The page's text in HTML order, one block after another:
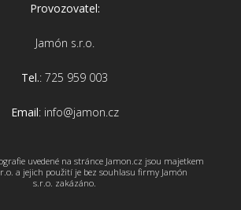
Provozovatel:
Jamón s.r.o.
Tel.: 725 959 003
Email: info@jamon.cz
uvedené na stránce Jamon.cz jsou majetkem
a jejich použití je bez souhlasu firmy Jamón
s.r.o. zakázáno.